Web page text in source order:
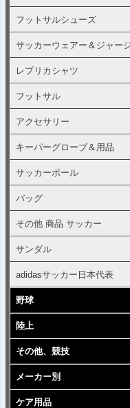
フットサルシューズ
サッカーウェアー＆ジャー
レプリカシャツ
フットサル
アクセサリー
キーパーグローブ＆用品
サッカーボール
バッグ
その他 商品 サッカー
サンダル
adidasサッカー日本代表
野球
陸上
その他、競技
メーカー別
ケア用品